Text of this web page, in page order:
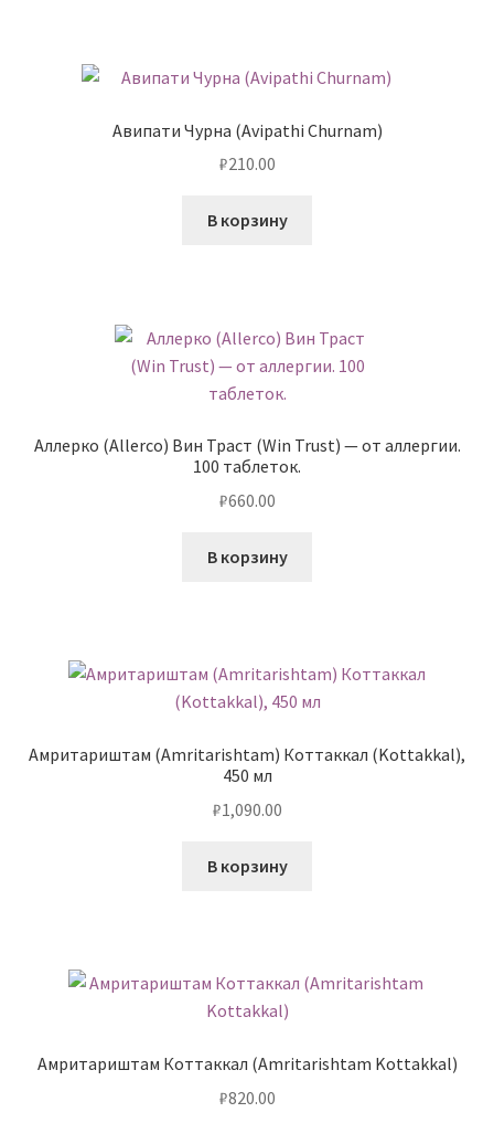
Авипати Чурна (Avipathi Сhurnam)
₽210.00
В корзину
Аллерко (Allerco) Вин Траст (Win Trust) — от аллергии.
100 таблеток.
₽660.00
В корзину
Амритариштам (Amritarishtam) Коттаккал (Kottakkal),
450 мл
₽1,090.00
В корзину
Амритариштам Коттаккал (Amritarishtam Kottakkal)
₽820.00